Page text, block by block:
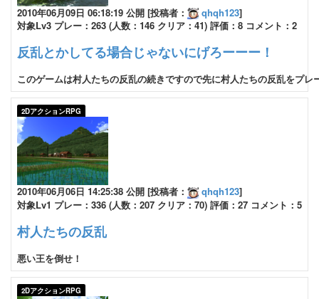
2010年06月09日 06:18:19 公開 [投稿者： qhqh123]
対象Lv3 プレー：263 (人数：146 クリア：41) 評価：8 コメント：2
反乱とかしてる場合じゃないにげろーーー！
このゲームは村人たちの反乱の続きですので先に村人たちの反乱をプレ
2DアクションRPG
2010年06月06日 14:25:38 公開 [投稿者： qhqh123]
対象Lv1 プレー：336 (人数：207 クリア：70) 評価：27 コメント：5
村人たちの反乱
悪い王を倒せ！
2DアクションRPG